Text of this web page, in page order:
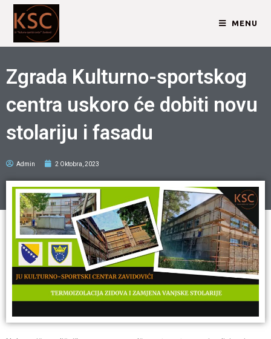
MENU
Zgrada Kulturno-sportskog
centra uskoro će dobiti novu
stolariju i fasadu
Admin 2 Oktobra, 2023